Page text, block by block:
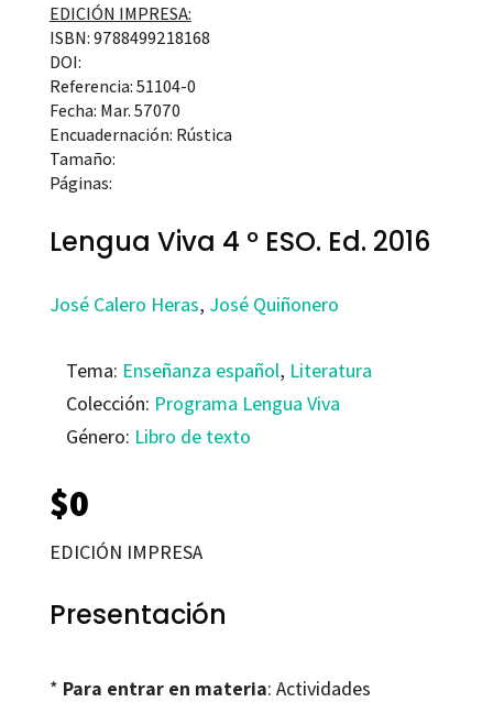
EDICIÓN IMPRESA:
ISBN: 9788499218168
DOI:
Referencia: 51104-0
Fecha: Mar. 57070
Encuadernación: Rústica
Tamaño:
Páginas:
Lengua Viva 4 º ESO. Ed. 2016
José Calero Heras, José Quiñonero
Tema: Enseñanza español, Literatura
Colección: Programa Lengua Viva
Género: Libro de texto
$0
EDICIÓN IMPRESA
Presentación
* Para entrar en materia: Actividades